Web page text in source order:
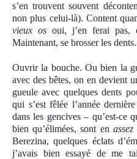
s’en trouvent souvent
non plus celui-là). Content
vieux osoui, j’en ferai pas,
Maintenant, se brosser les
Ouvrir la bouche. Ou bien la
avec des bêtes, on en devient
gueule avec quelques dents
qui s’est fêlée l’année
dans les gencives – qu’est-ce
bien qu’élimées, sont en assez
Berezina, quelques éclats
j’avais bien essayé de me